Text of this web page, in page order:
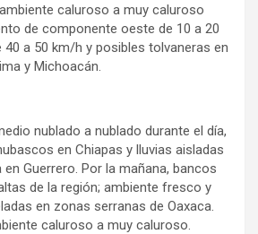
caluroso a muy caluroso
de componente oeste de 10 a 20
a 50 km/h y posibles tolvaneras en
y Michoacán.
nublado a nublado durante el día,
en Chiapas y lluvias aisladas
en Guerrero. Por la mañana, bancos
de la región; ambiente fresco y
en zonas serranas de Oaxaca.
caluroso a muy caluroso.